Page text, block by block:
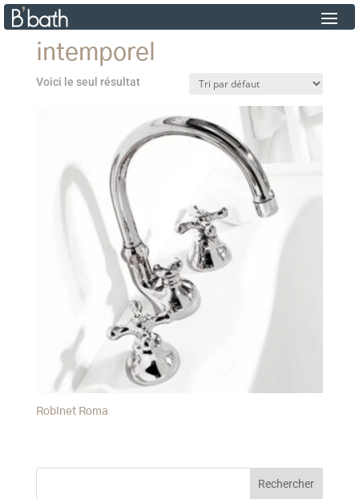
intemporel
Voici le seul résultat
Robinet Roma
Rechercher